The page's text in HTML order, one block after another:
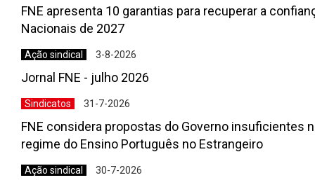
FNE apresenta 10 garantias para recuperar a
Nacionais de 2027
Ação sindical 3-8-2026
Jornal FNE - julho 2026
Sindicatos 31-7-2026
FNE considera propostas do Governo insuficientes
regime do Ensino Português no Estrangeiro
Ação sindical 30-7-2026